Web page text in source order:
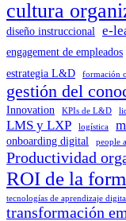
cultura
diseño instruccional e-
engagement de empleados
estrategia L&D formación
gestión del
Innovation KPIs de L&D
LMS y LXP
logística
onboarding digital
people
Productividad
ROI de la
tecnologías de aprendizaje digital
transformación